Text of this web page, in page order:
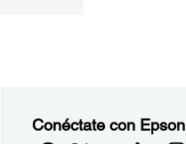
Conéctate con Epson